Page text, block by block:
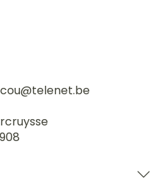
telenet.be